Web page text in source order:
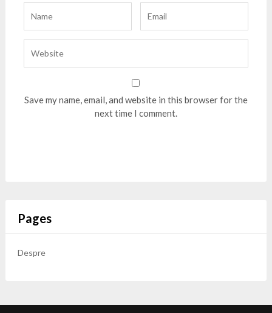
Save my name, email, and website in this browser for the
next time I comment.
Pages
Despre